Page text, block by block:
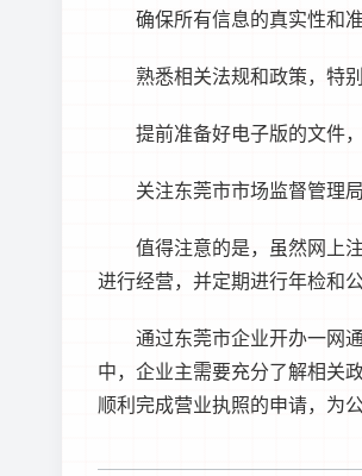
确保所有信息的真实性和
熟悉相关法规和政策，特
提前准备好电子版的文件
关注东莞市市场监督管理
值得注意的是，虽然网上
进行经营，并定期进行年检和
通过东莞市企业开办一网
中，企业主需要充分了解相关
顺利完成营业执照的申请，为